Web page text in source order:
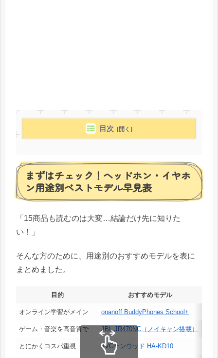
目次
まずはチェック！ヘッドホン・イヤホ
ン用途別ベストモデル早見表
「15商品も読むのは大変…結論だけ先に知りた
い！」
そんな方のために、用途別のおすすめモデルを表に
まとめました。
目的 おすすめモデル
オンライン学習がメイン onanoff BuddyPhones School+
ゲーム・音楽を高音質で JBL JR470NC（ノイキャン搭載）
とにかくコスパ重視 JVCケンウッド HA-KD10